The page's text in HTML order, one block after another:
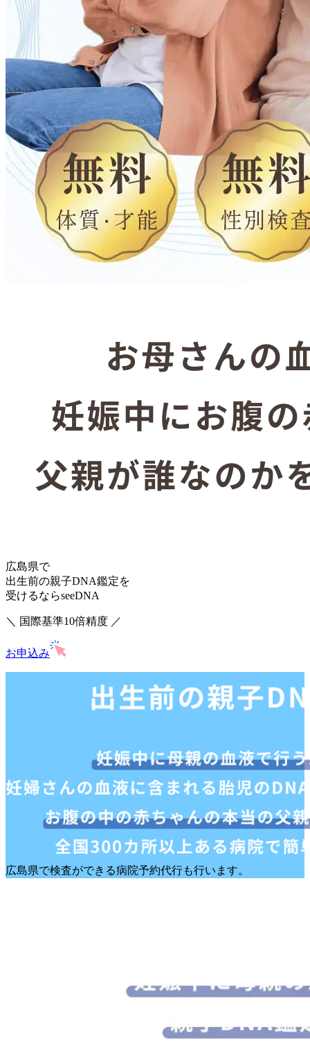
広島県で
出生前の親子DNA鑑定を
受けるならseeDNA
＼ 国際基準10倍精度 ／
お申込み
広島県で検査ができる病院予約代行も行います。